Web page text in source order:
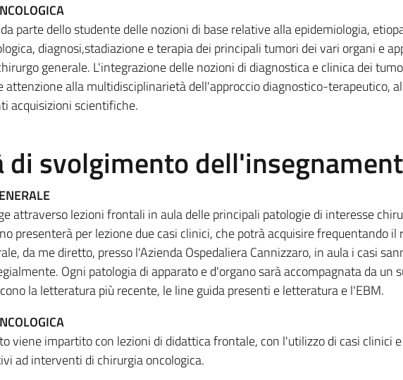
parte dello studente delle nozioni di base relative alla epidemiologia,
diagnosi,stadiazione e terapia dei principali tumori dei vari organi e
generale. L'integrazione delle nozioni di diagnostica e clinica dei
attenzione alla multidisciplinarietà dell'approccio diagnostico-terapeutico,
acquisizioni scientifiche.
di svolgimento
attraverso lezioni frontali in aula delle principali patologie di interesse
presenterà per lezione due casi clinici, che potrà acquisire frequentando il
da me diretto, presso l'Azienda Ospedaliera Cannizzaro, in aula i casi
Ogni patologia di apparato e d'organo sarà accompagnata da un
la letteratura più recente, le line guida presenti e letteratura e l'EBM.
viene impartito con lezioni di didattica frontale, con l'utilizzo di casi clinici
ad interventi di chirurgia oncologica.